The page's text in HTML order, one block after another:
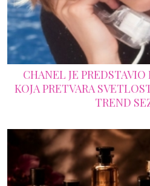
CHANEL JE
KOJA PRETVARA
TREND